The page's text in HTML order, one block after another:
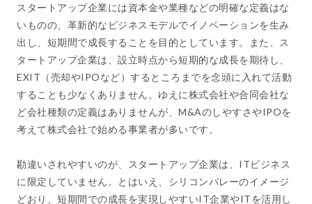
スタートアップ企業には資本金や業種などの明確な定義はな
いものの、革新的なビジネスモデルでイノベーションを生み
出し、短期間で成長することを目的としています。また、ス
タートアップ企業は、設立時点から短期的な成長を期待し、
EXIT（売却やIPOなど）するところまでを念頭に入れて活動
することも少なくありません。ゆえに株式会社や合同会社な
ど会社種類の定義はありませんが、M&AのしやすさやIPOを
考えて株式会社で始める事業者が多いです。
勘違いされやすいのが、スタートアップ企業は、ITビジネス
に限定していません。とはいえ、シリコンバレーのイメージ
どおり、短期間での成長を実現しやすいIT企業やITを活用し